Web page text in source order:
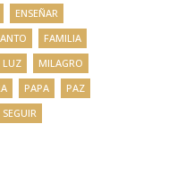
ENSEÑAR
FAMILIA
LUZ
MILAGRO
PAPA
PAZ
SEGUIR